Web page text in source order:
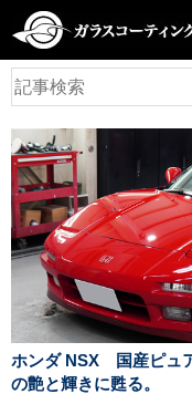
一覧
ホンダ NSX 国産ピュ
の艶と輝きに甦る。